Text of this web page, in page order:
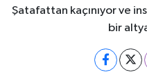
Şatafattan kaçınıyor ve
bir